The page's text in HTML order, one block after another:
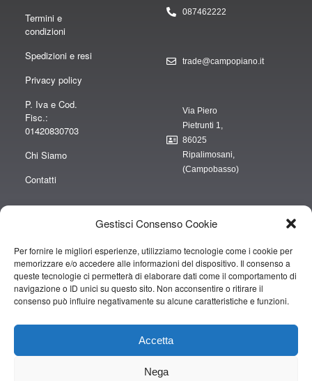
Gestisci Consenso Cookie
Per fornire le migliori esperienze, utilizziamo tecnologie come i cookie per
memorizzare e/o accedere alle informazioni del dispositivo. Il consenso a
queste tecnologie ci permetterà di elaborare dati come il comportamento di
navigazione o ID unici su questo sito. Non acconsentire o ritirare il
consenso può influire negativamente su alcune caratteristiche e funzioni.
Accetta
Nega
Termini e
condizioni
Spedizioni e resi
Privacy policy
P. Iva e Cod.
Fisc.:
01420830703
Chi Siamo
Contatti
087462222
trade@campopiano.it
Via Piero
Pietrunti 1,
86025
Ripalimosani,
(Campobasso)
“obblighi informativi per le erogazioni pubbliche: gli aiuti di Stato e gli aiuti de
minimis ricevuti dalla nostra impresa sono contenuti nel Registro nazionale
degli aiuti di Stato di cui all’art. 52 della L. 234/2012” e consultabili al seguente
link
https://www.rna.gov.it/RegistroNazionaleTrasparenza/faces/pages/
Copyright © 2019 CAMPOPIANO S.A.S. DI CAMPOPIANO MARIO & C.